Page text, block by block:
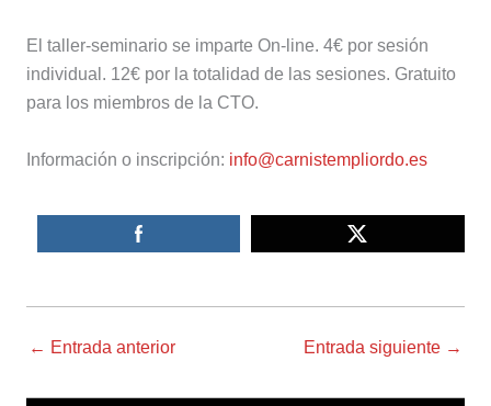
El taller-seminario se imparte On-line. 4€ por sesión
individual. 12€ por la totalidad de las sesiones. Gratuito
para los miembros de la CTO.
Información o inscripción: info@carnistempliordo.es
← Entrada anterior Entrada siguiente →